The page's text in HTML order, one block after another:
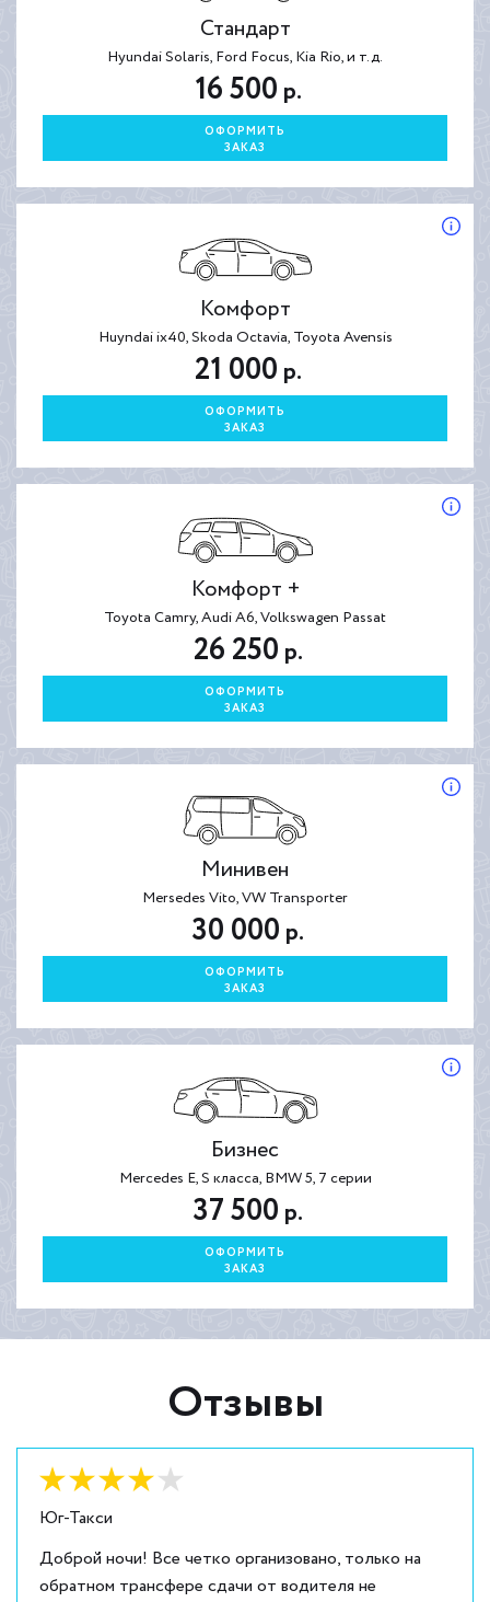
Стандарт
Hyundai Solaris, Ford Focus, Kia Rio, и т.д.
16 500 р.
ОФОРМИТЬ
ЗАКАЗ
Комфорт
Huyndai ix40, Skoda Octavia, Toyota Avensis
21 000 р.
ОФОРМИТЬ
ЗАКАЗ
Комфорт +
Toyota Camry, Audi A6, Volkswagen Passat
26 250 р.
ОФОРМИТЬ
ЗАКАЗ
Минивен
Mersedes Vito, VW Transporter
30 000 р.
ОФОРМИТЬ
ЗАКАЗ
Бизнес
Mercedes E, S класса, BMW 5, 7 серии
37 500 р.
ОФОРМИТЬ
ЗАКАЗ
Отзывы
Юг-Такси
Оценка: 4
Доброй ночи! Все четко организовано, только на
обратном трансфере сдачи от водителя не